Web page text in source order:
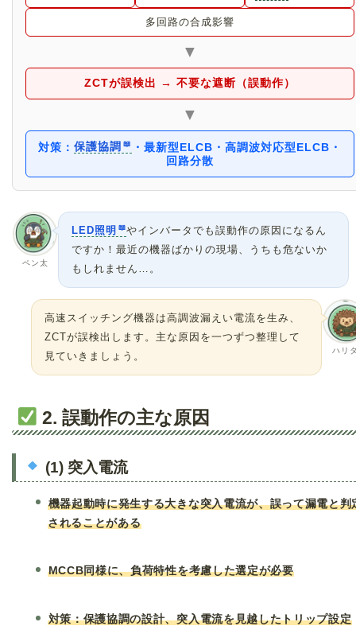
多回路の合成影響
▼
ZCTが誤検出 → 不要な遮断（誤動作）
▼
対策： 保護協調
・最新型ELCB・高調波対応型ELCB・
回路分散
ペン太
LED照明
やインバータでも誤動作の原因になるん
ですか！最近の機器ばかりの現場、うちも危ないか
もしれません…。
ハリ
高速スイッチング機器は高調波漏えい電流を生み、
ZCTが誤検出します。主な原因を一つずつ整理して
見ていきましょう。
2. 誤動作の主な原因
(1) 突入電流
機器起動時に発生する大きな突入電流が、誤って漏電と判
されることがある
MCCB同様に、負荷特性を考慮した選定が必要
対策：保護協調の設計、突入電流を見越したトリップ設定